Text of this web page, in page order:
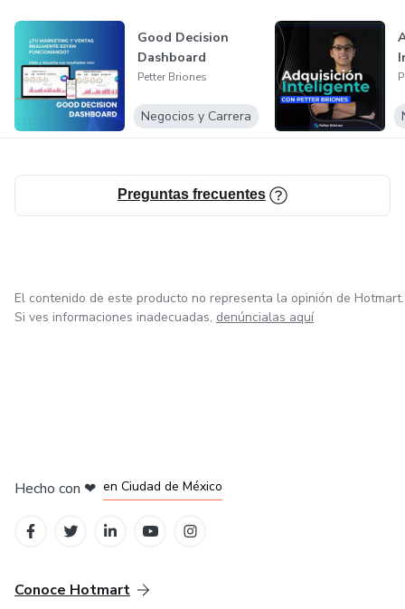
Good Decision
Dashboard
Petter Briones
Negocios y Carrera
Preguntas frecuentes
El contenido de este producto no representa la opinión de Hotmart.
Si ves informaciones inadecuadas, denúncialas aquí
Hecho con ❤ en Ciudad de México
Conoce Hotmart